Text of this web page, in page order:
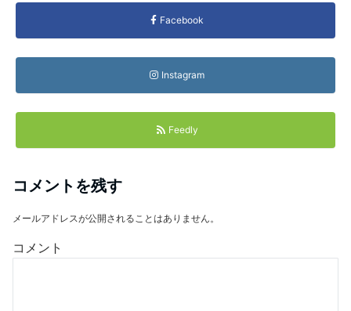
Facebook
Instagram
Feedly
コメントを残す
メールアドレスが公開されることはありません。
コメント